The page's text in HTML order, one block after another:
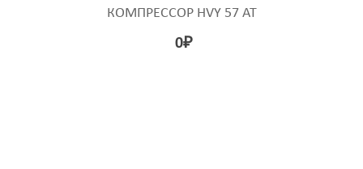
КОМПРЕССОР HVY 57 AT
0₽